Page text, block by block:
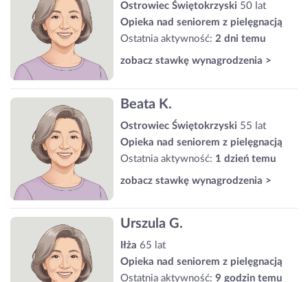
Ostrowiec Świętokrzyski 50 lat
Opieka nad seniorem z pielęgnacją
Ostatnia aktywność: 2 dni temu
zobacz stawkę wynagrodzenia >
Beata K.
Ostrowiec Świętokrzyski 55 lat
Opieka nad seniorem z pielęgnacją
Ostatnia aktywność: 1 dzień temu
zobacz stawkę wynagrodzenia >
Urszula G.
Iłża 65 lat
Opieka nad seniorem z pielęgnacją
Ostatnia aktywność: 9 godzin temu